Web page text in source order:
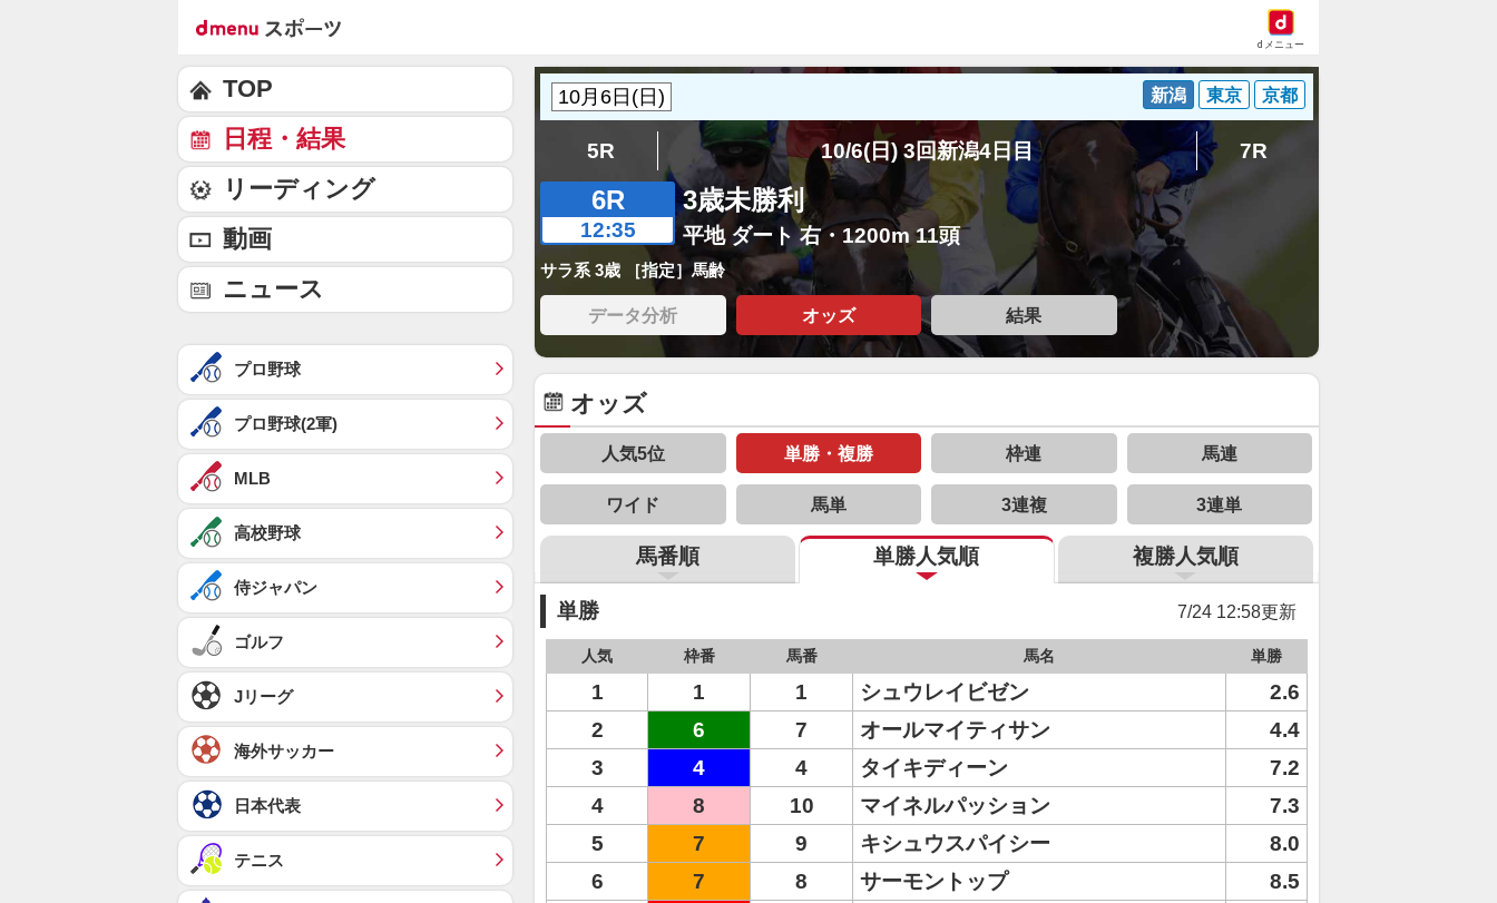
dメニュー
新潟 東京 京都
5R 10/6(日) 3回新潟4日目 7R
6R
12:35
3歳未勝利
平地 ダート 右・1200m 11頭
サラ系 3歳 ［指定］馬齢
データ分析 オッズ 結果
オッズ
人気5位 単勝・複勝 枠連 馬連
ワイド 馬単 3連複 3連単
馬番順 単勝人気順 複勝人気順
単勝 7/24 12:58更新
人気 枠番 馬番 馬名 単勝
1 1 1 シュウレイビゼン
2.6
2
6 7 オールマイティサン
4.4
3
4 4 タイキディーン
7.2
4
8 10 マイネルパッション
7.3
5
7 9 キシュウスパイシー
8.0
6
7 8 サーモントップ
8.5
TOP
日程・結果
リーディング
動画
ニュース
プロ野球
プロ野球(2軍)
MLB
高校野球
侍ジャパン
ゴルフ
Jリーグ
海外サッカー
日本代表
テニス